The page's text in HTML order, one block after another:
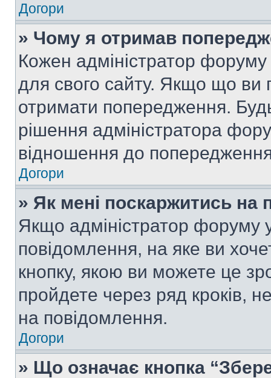
Догори
» Чому я отримав
Кожен адміністратор
для свого сайту. Якщо що
отримати попередження.
рішення адміністратора
відношення до
Догори
» Як мені поскаржитись на
Якщо адміністратор форуму
повідомлення, на яке ви
кнопку, якою ви можете це
пройдете через ряд кроків,
на повідомлення.
Догори
» Що означає кнопка